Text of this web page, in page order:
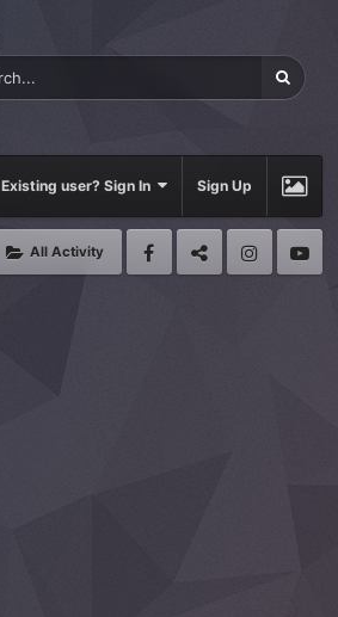
Existing user? Sign In Sign Up
All Activity